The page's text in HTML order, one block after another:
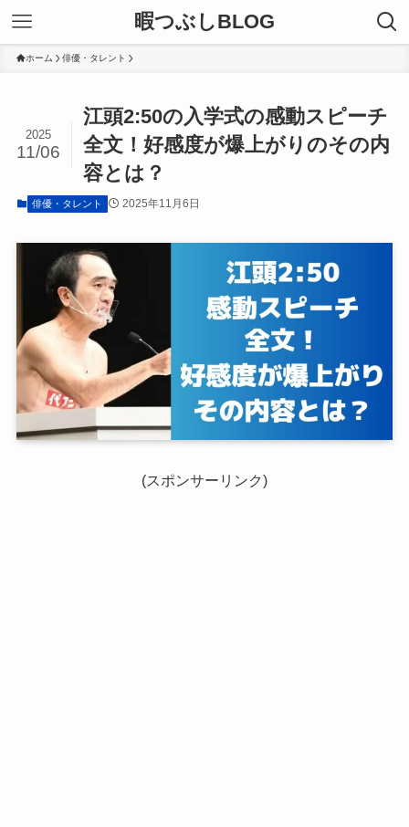
暇つぶしBLOG
ホーム 俳優・タレント
江頭2:50の入学式の感動スピーチ
全文！好感度が爆上がりのその内
容とは？
2025
11/06
俳優・タレント 2025年11月6日
(スポンサーリンク)